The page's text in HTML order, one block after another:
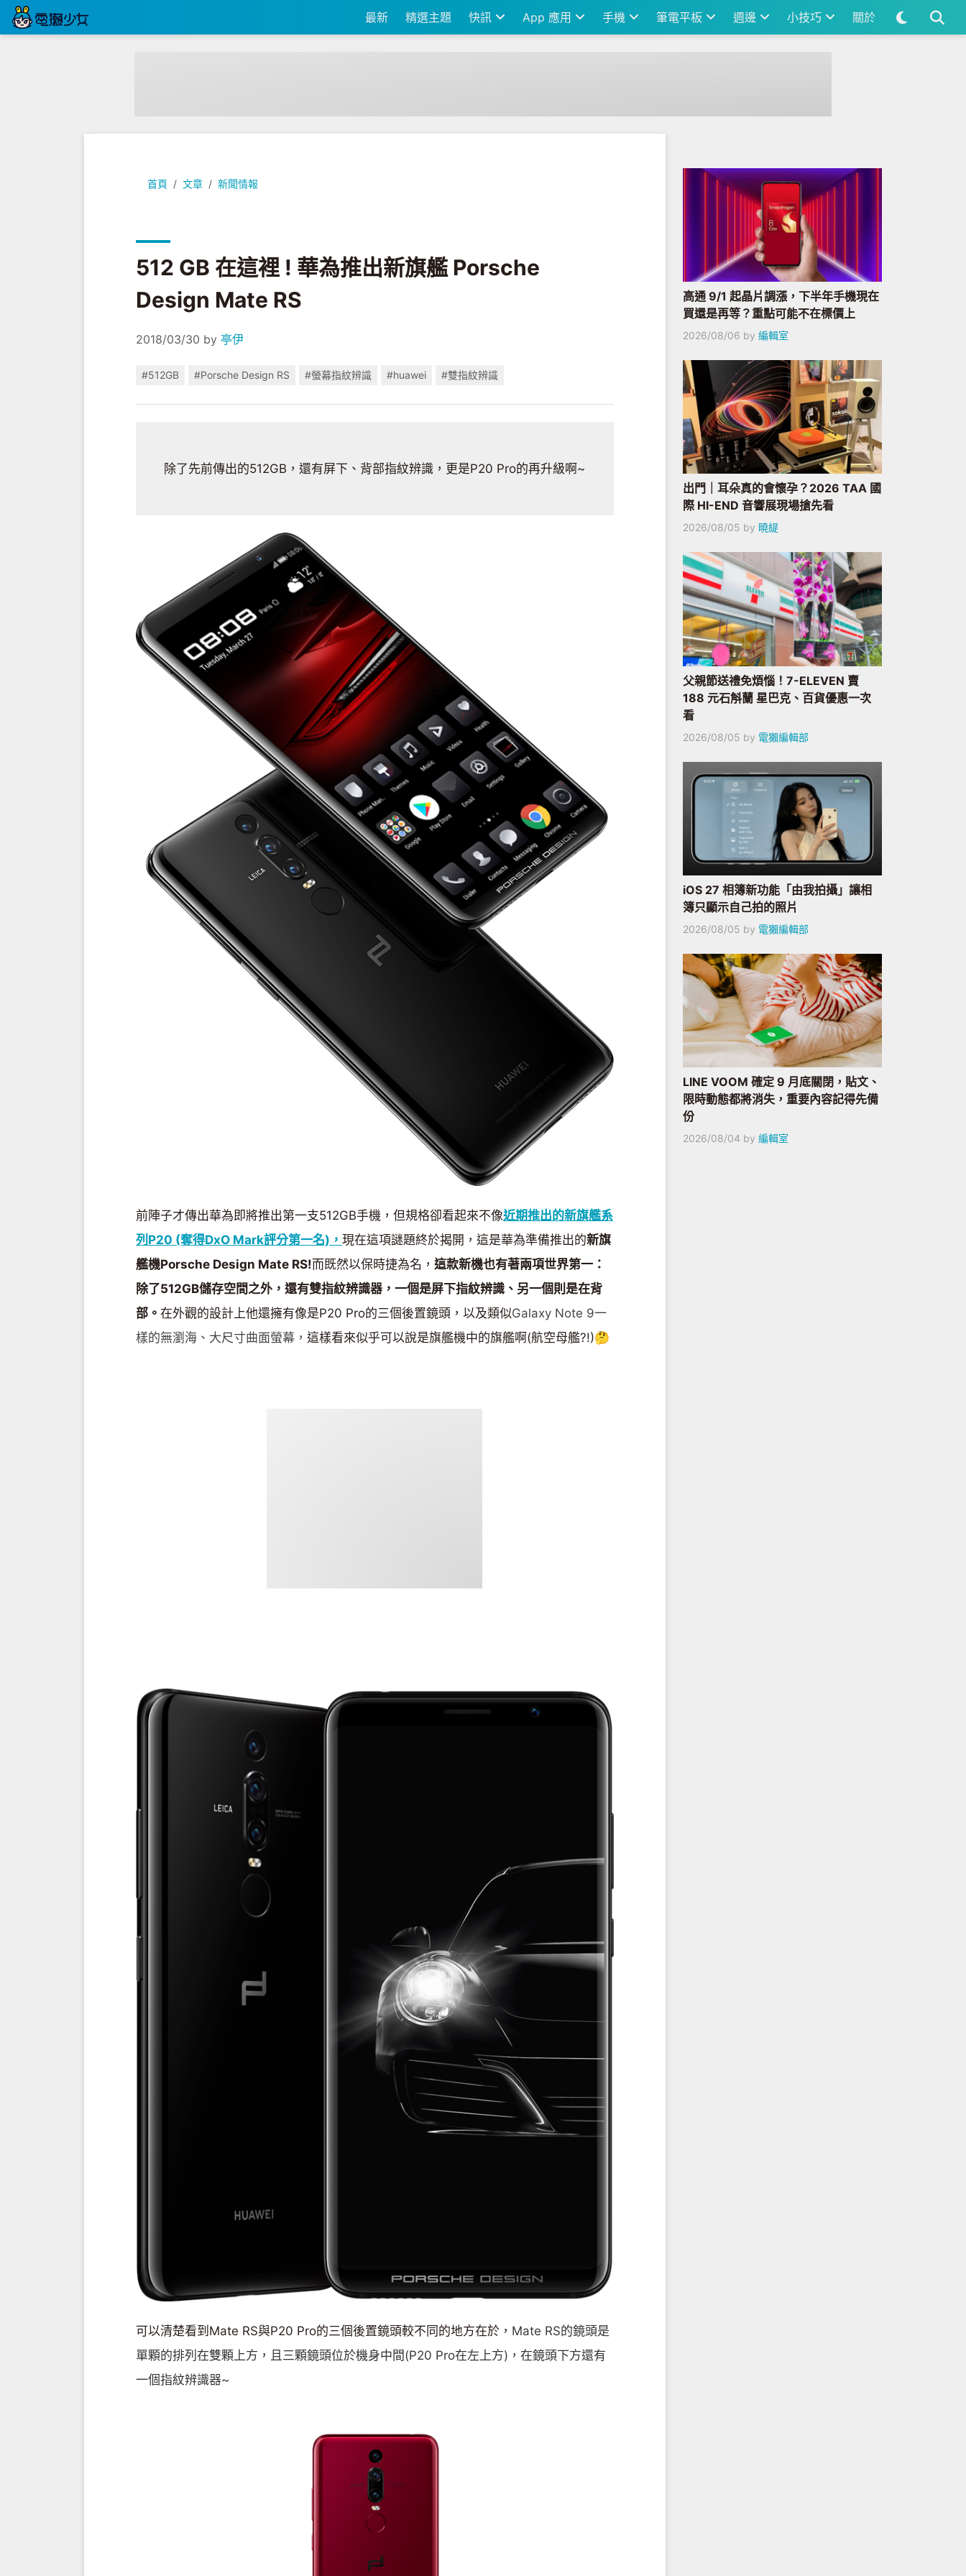
最新 精選主題 快訊 App 應用 手機 筆電平板 週邊 小技巧 關於
首頁 文章 新聞情報
512 GB 在這裡 ! 華為推出新旗艦 Porsche Design Mate RS
512 GB 在這裡 ! 華為推出新旗艦 Porsche
Design Mate RS
2018/03/30 by 亭伊
#512GB #Porsche Design RS #螢幕指紋辨識 #huawei #雙指紋辨識
除了先前傳出的512GB，還有屏下、背部指紋辨識，更是P20 Pro的再升級啊~
前陣子才傳出華為即將推出第一支512GB手機，但規格卻看起來不像近期推出的新旗艦系
列P20 (奪得DxO Mark評分第一名)， 現在這項謎題終於揭開，這是華為準備推出的新旗
艦機Porsche Design Mate RS!而既然以保時捷為名， 這款新機也有著兩項世界第一：
除了512GB儲存空間之外，還有雙指紋辨識器，一個是屏下指紋辨識、另一個則是在背
部。 在外觀的設計上他還擁有像是P20 Pro的三個後置鏡頭，以及類似Galaxy Note 9一
樣的無瀏海、大尺寸曲面螢幕， 這樣看來似乎可以說是旗艦機中的旗艦啊(航空母艦?!)🤔
可以清楚看到Mate RS與P20 Pro的三個後置鏡頭較不同的地方在於， Mate RS的鏡頭是
單顆的排列在雙顆上方，且三顆鏡頭位於機身中間(P20 Pro在左上方)，在鏡頭下方還有
一個指紋辨識器~
高通 9/1 起晶片調漲，下半年手機現在
買還是再等？重點可能不在標價上
2026/08/06 by 編輯室
出門｜耳朵真的會懷孕？2026 TAA 國
際 HI-END 音響展現場搶先看
2026/08/05 by 曉緹
父親節送禮免煩惱！7-ELEVEN 賣
188 元石斛蘭 星巴克、百貨優惠一次
看
2026/08/05 by 電獺編輯部
iOS 27 相簿新功能「由我拍攝」讓相
簿只顯示自己拍的照片
2026/08/05 by 電獺編輯部
LINE VOOM 確定 9 月底關閉，貼文、
限時動態都將消失，重要內容記得先備
份
2026/08/04 by 編輯室